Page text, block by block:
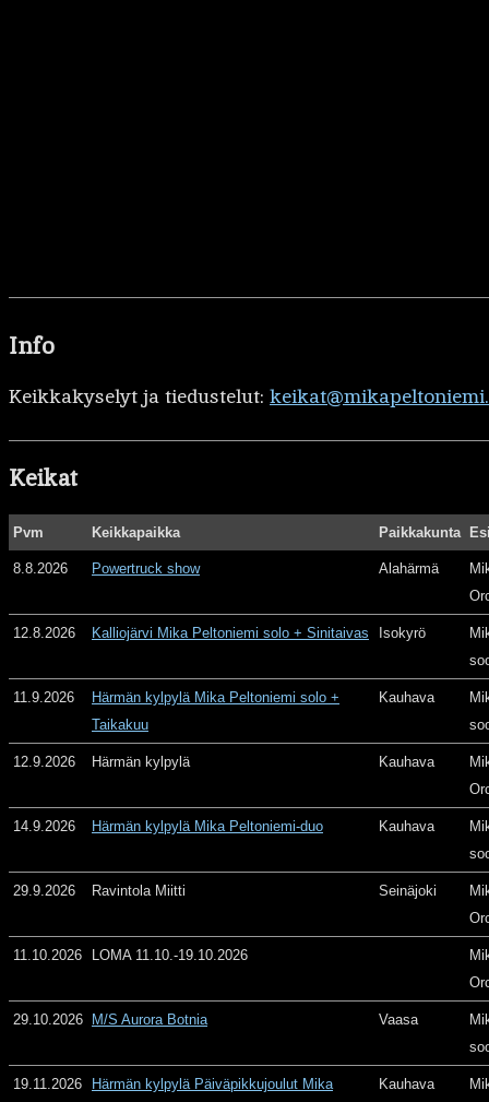
Info
Keikkakyselyt ja tiedustelut:
Keikat
Pvm Keikkapaikka Paikkakunta
8.8.2026 Powertruck show Alahärmä
12.8.2026 Kalliojärvi Mika Peltoniemi solo + Sinitaivas Isokyrö
11.9.2026
Härmän kylpylä Mika Peltoniemi solo +
Taikakuu
Kauhava
12.9.2026 Härmän kylpylä Kauhava
14.9.2026 Härmän kylpylä Mika Peltoniemi-duo Kauhava
29.9.2026 Ravintola Miitti Seinäjoki
11.10.2026 LOMA 11.10.-19.10.2026
29.10.2026 M/S Aurora Botnia Vaasa
19.11.2026
Härmän kylpylä Päiväpikkujoulut Mika
Kauhava